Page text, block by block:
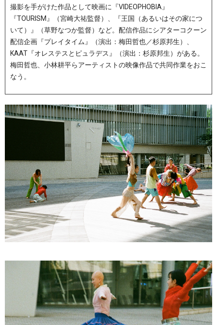
撮影を手がけた作品として映画に『VIDEOPHOBIA』
『TOURISM』（宮崎大祐監督）、『王国（あるいはその家につ
いて）』（草野なつか監督）など。配信作品にシアターコクーン
配信企画『プレイタイム』（演出：梅田哲也／杉原邦生）、
KAAT『オレステスとピュラデス』（演出：杉原邦生）がある。
梅田哲也、小林耕平らアーティストの映像作品で共同作業をおこ
なう。